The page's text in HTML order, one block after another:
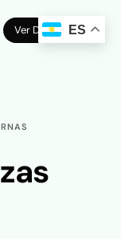
Ver Demo ES